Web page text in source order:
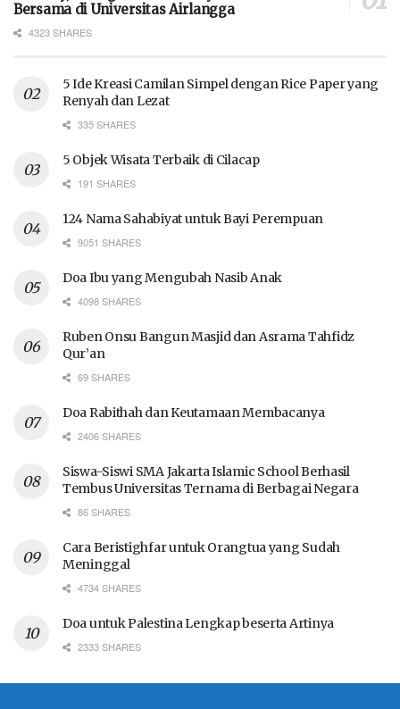
Bersama di Universitas Airlangga
4323 SHARES
5 Ide Kreasi Camilan Simpel dengan Rice Paper yang
Renyah dan Lezat
335 SHARES
5 Objek Wisata Terbaik di Cilacap
191 SHARES
124 Nama Sahabiyat untuk Bayi Perempuan
9051 SHARES
Doa Ibu yang Mengubah Nasib Anak
4098 SHARES
Ruben Onsu Bangun Masjid dan Asrama Tahfidz
Qur’an
69 SHARES
Doa Rabithah dan Keutamaan Membacanya
2406 SHARES
Siswa-Siswi SMA Jakarta Islamic School Berhasil
Tembus Universitas Ternama di Berbagai Negara
86 SHARES
Cara Beristighfar untuk Orangtua yang Sudah
Meninggal
4734 SHARES
Doa untuk Palestina Lengkap beserta Artinya
2333 SHARES